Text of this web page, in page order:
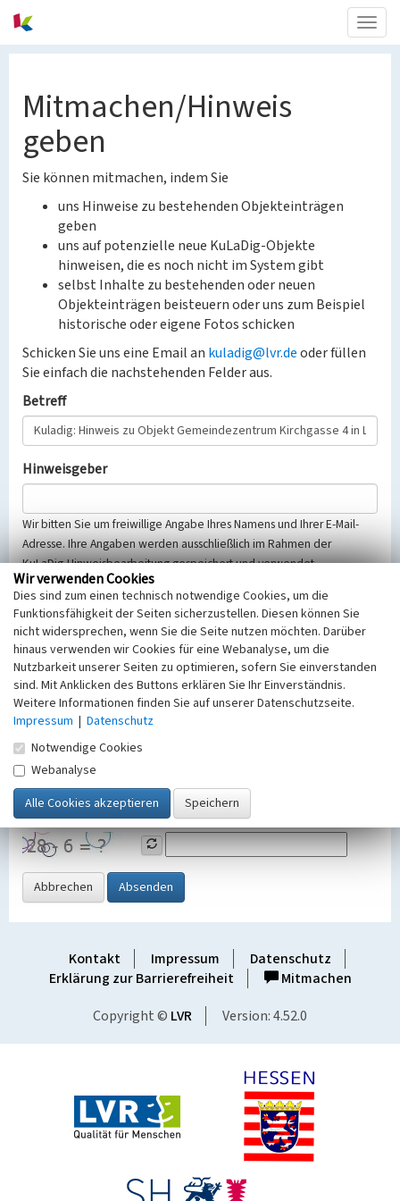
Mitmachen/Hinweis
geben
Sie können mitmachen, indem Sie
uns Hinweise zu bestehenden Objekteinträgen
geben
uns auf potenzielle neue KuLaDig-Objekte
hinweisen, die es noch nicht im System gibt
selbst Inhalte zu bestehenden oder neuen
Objekteinträgen beisteuern oder uns zum Beispiel
historische oder eigene Fotos schicken
Schicken Sie uns eine Email an kuladig@lvr.deoder füllen
Sie einfach die nachstehenden Felder aus.
Betreff
Hinweisgeber
Wir bitten Sie um freiwillige Angabe Ihres Namens und Ihrer E-Mail-
Adresse. Ihre Angaben werden ausschließlich im Rahmen der
KuLaDig-Hinweisbearbeitung gespeichert und verwendet.
Selbstverständlich werden diese entsprechend der Vorschriften des
Telemediengesetzes, des Datenschutzgesetzes NRW und der seit
dem 25.05.2018 gültigen Europäischen Datenschutzgrundverordnung
(EU-DSGVO) vertraulich behandelt, beachten Sie bitte unsere
Hinweise zumDatenschutz
Nachricht
SicherheitsabfrageTragen Sie unten das Rechenergebnis aus der
Grafik ein
Abbrechen Absenden
Kontakt Impressum
Datenschutz
Erklärung zur Barrierefreiheit
Mitmachen
Copyright © LVR Version: 4.52.0
Wir verwenden Cookies
Dies sind zum einen technisch notwendige Cookies, um die
Funktionsfähigkeit der Seiten sicherzustellen. Diesen können Sie
nicht widersprechen, wenn Sie die Seite nutzen möchten. Darüber
hinaus verwenden wir Cookies für eine Webanalyse, um die
Nutzbarkeit unserer Seiten zu optimieren, sofern Sie einverstanden
sind. Mit Anklicken des Buttons erklären Sie Ihr Einverständnis.
Weitere Informationen finden Sie auf unserer Datenschutzseite.
Impressum | Datenschutz
Notwendige Cookies
Webanalyse